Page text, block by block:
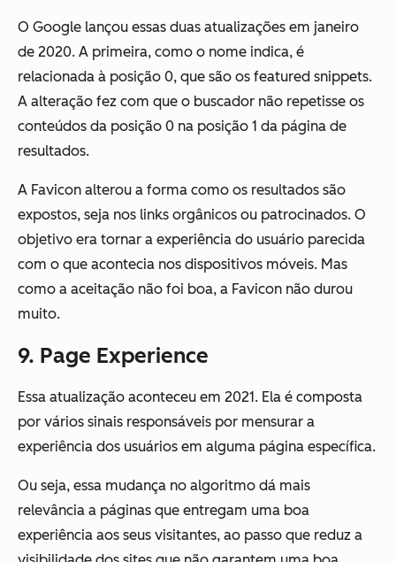
O Google lançou essas duas atualizações em janeiro
de 2020. A primeira, como o nome indica, é
relacionada à posição 0, que são os featured snippets.
A alteração fez com que o buscador não repetisse os
conteúdos da posição 0 na posição 1 da página de
resultados.
A Favicon alterou a forma como os resultados são
expostos, seja nos links orgânicos ou patrocinados. O
objetivo era tornar a experiência do usuário parecida
com o que acontecia nos dispositivos móveis. Mas
como a aceitação não foi boa, a Favicon não durou
muito.
9. Page Experience
Essa atualização aconteceu em 2021. Ela é composta
por vários sinais responsáveis por mensurar a
experiência dos usuários em alguma página específica.
Ou seja, essa mudança no algoritmo dá mais
relevância a páginas que entregam uma boa
experiência aos seus visitantes, ao passo que reduz a